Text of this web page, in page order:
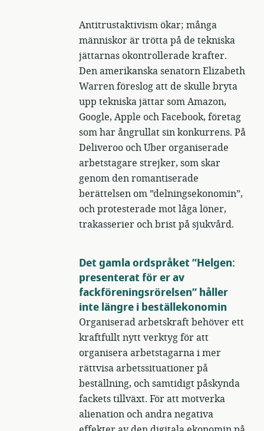
Antitrustaktivism ökar; många
människor är trötta på de tekniska
jättarnas okontrollerade krafter.
Den amerikanska senatorn Elizabeth
Warren föreslog att de skulle bryta
upp tekniska jättar som Amazon,
Google, Apple och Facebook, företag
som har ångrullat sin konkurrens. På
Deliveroo och Uber organiserade
arbetstagare strejker, som skar
genom den romantiserade
berättelsen om ”delningsekonomin”,
och protesterade mot låga löner,
trakasserier och brist på sjukvård.
Det gamla ordspråket ”Helgen:
presenterat för er av
fackföreningsrörelsen” håller
inte längre i beställekonomin
Organiserad arbetskraft behöver ett
kraftfullt nytt verktyg för att
organisera arbetstagarna i mer
rättvisa arbetssituationer på
beställning, och samtidigt påskynda
fackets tillväxt. För att motverka
alienation och andra negativa